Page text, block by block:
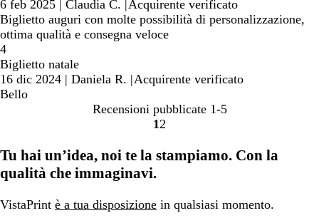
6 feb 2025 | Claudia C. |Acquirente verificato
Biglietto auguri con molte possibilità di personalizzazione,
ottima qualità e consegna veloce
4
Biglietto natale
16 dic 2024 | Daniela R. |Acquirente verificato
Bello
Recensioni pubblicate 1-5
Vai
pagina
1 Vai
pagina
2
Tu hai un’idea, noi te la stampiamo. Con la
qualità che immaginavi.
VistaPrint è a tua disposizione in qualsiasi momento.